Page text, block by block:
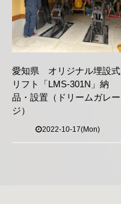
愛知県 オリジナル埋設式
リフト「LMS-301N」納
品・設置（ドリームガレー
ジ）
2022-10-17(Mon)